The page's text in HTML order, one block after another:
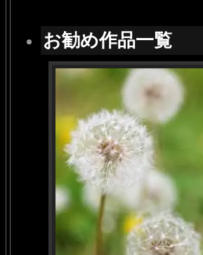
お勧め作品一覧